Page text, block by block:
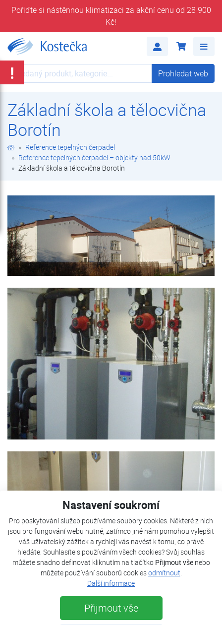
Nastavení soukromí
Pro poskytování služeb používáme soubory cookies. Některé z nich
jsou pro fungování webu nutné, zatímco jiné nám pomohou vylepšit
váš uživatelský zážitek a rychleji vás navést k tomu, co právě
hledáte. Souhlasíte s používáním všech cookies? Svůj souhlas
můžete snadno definovat kliknutím na tlačítko Přijmout všenebo
můžete používání souborů cookiesodmítnout
Další informace
Přijmout vše
Pořiďte si nástěnnou klimatizaci za akční cenu od 28 900
Kč!
Prohledat web Prohledat web
Základní škola a tělocvična
Borotín
Reference tepelných čerpadel
Reference tepelných čerpadel – objekty nad 50kW
Základní škola a tělocvična Borotín
TČ Kostečka je použito pro vytápění a ohřev TUV.
!